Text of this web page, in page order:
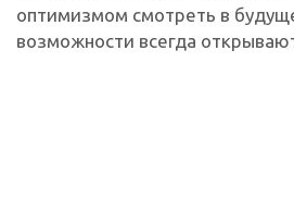
оптимизмом смотреть в
возможности всегда